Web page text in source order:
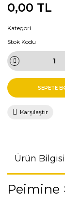
0,00 TL
Kategori
Stok Kodu
SEPETE
Karşılaştır
Ürün Bilgisi
Peimine